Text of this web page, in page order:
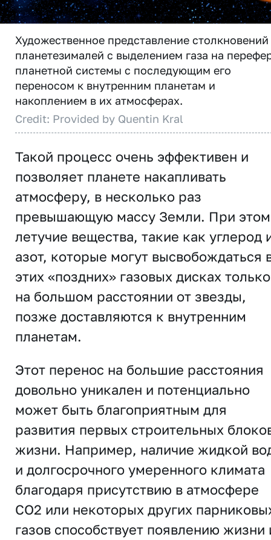
Художественное представление столкновений
планетезималей с выделением газа на
планетной системы с последующим его
переносом к внутренним планетам и
накоплением в их атмосферах.
Credit: Provided by Quentin Kral
Такой процесс очень эффективен и
позволяет планете накапливать
атмосферу, в несколько раз
превышающую массу Земли. При этом
летучие вещества, такие как углерод
азот, которые могут высвобождаться
этих «поздних» газовых дисках только
на большом расстоянии от звезды,
позже доставляются к внутренним
планетам.
Этот перенос на большие расстояния
довольно уникален и потенциально
может быть благоприятным для
развития первых строительных
жизни. Например, наличие жидкой
и долгосрочного умеренного климата
благодаря присутствию в атмосфере
CO2 или некоторых других
газов способствует появлению жизни